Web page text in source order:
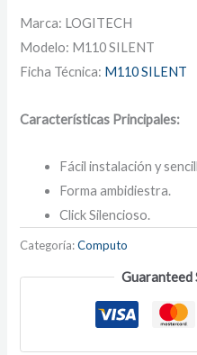
Marca: LOGITECH
Modelo: M110 SILENT
Ficha Técnica: M110 SILENT
Características Principales:
Fácil instalación y
Forma ambidiestra.
Click Silencioso.
Categoría:Computo
Guaranteed